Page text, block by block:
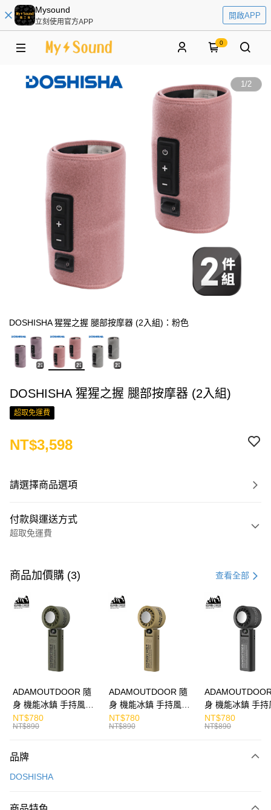
Mysound
立刻使用官方APP
開啟APP
0
1/2
DOSHISHA 猩猩之握 腿部按摩器 (2入組)：粉色
DOSHISHA 猩猩之握 腿部按摩器 (2入組)
超取免運費
NT$3,598
請選擇商品選項
付款與運送方式
超取免運費
信用卡一次付款
LINE Pay
Apple Pay
運送方式
免運費
付款後7-11取貨
商品加價購 (3) 查看全部
ADAMOUTDOOR 隨
身 機能冰鎮 手持風扇
掛繩
NT$780
NT$890
ADAMOUTDOOR 隨
身 機能冰鎮 手持風扇
掛繩
NT$780
NT$890
身 機能冰鎮 手持
掛繩
NT$780
NT$890
品牌
DOSHISHA